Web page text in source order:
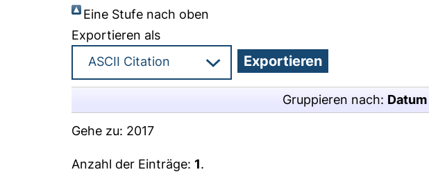
Eine Stufe nach oben
Exportieren als
Gruppieren nach: Datum
Gehe zu: 2017
Anzahl der Einträge:1.